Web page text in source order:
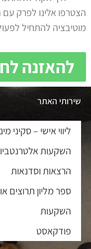
הצטרפו אלינו לפרק
מוטיבציה להתחיל
להאזנה
שירותי האתר
ליווי אישי – סקיני
השקעות
הרצאות וסדנאות
ספר מליון תרוצים
השקעות
פודקאסט